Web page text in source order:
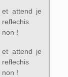
et attend je
reflechis
non !
et attend je
reflechis
non !